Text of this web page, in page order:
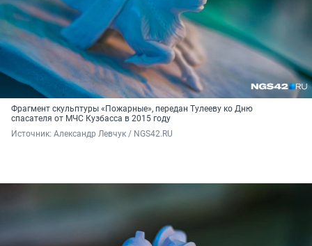
Фрагмент скульптуры «Пожарные», передан Тулееву ко Дню
спасателя от МЧС Кузбасса в 2015 году
Источник: Александр Левчук / NGS42.RU